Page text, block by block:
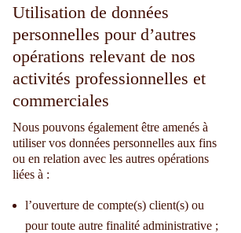
Utilisation de données
personnelles pour d’autres
opérations relevant de nos
activités professionnelles et
commerciales
Nous pouvons également être amenés à
utiliser vos données personnelles aux fins
ou en relation avec les autres opérations
liées à :
l’ouverture de compte(s) client(s) ou
pour toute autre finalité administrative ;